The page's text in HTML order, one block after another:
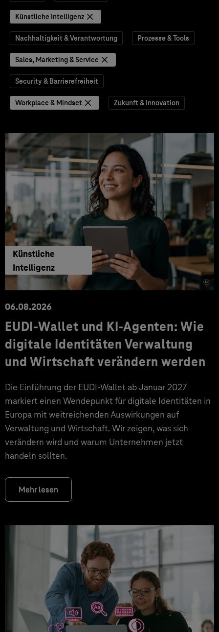
Künstliche Intelligenz
Nachhaltigkeit & Verantwortung Prozesse & Tools
Sales, Marketing & Service
Security & Barrierefreiheit
Workplace & Mindset Zukunft & Innovation
Künstliche
Intelligenz
06.08.2026
EUDI-Wallet und KI-Agenten: Wie
digitale Identitäten Verwaltung
und Wirtschaft verändern werden
Die Einführung der EUDI-Wallet ab Januar 2027
markiert einen Wendepunkt für digitale Identitäten in
Europa mit weitreichenden Auswirkungen auf
Verwaltung und Wirtschaft. Wir zeigen, was sich
verändern wird und warum Unternehmen jetzt
handeln sollten.
Mehr lesen